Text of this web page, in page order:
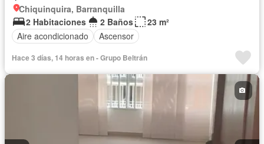
Chiquinquira, Barranquilla
2 Habitaciones
2 Baños
23 m²
Aire acondicionado
Ascensor
Hace 3 días, 14 horas en - Grupo Beltrán